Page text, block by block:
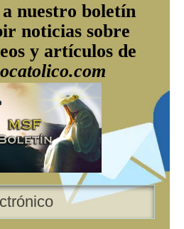
a nuestro boletín
noticias sobre
y artículos de